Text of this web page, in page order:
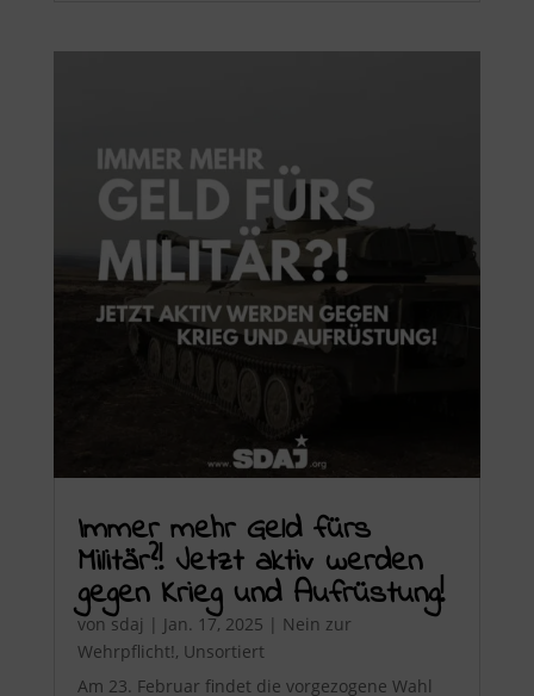
Immer mehr Geld fürs
Militär?! Jetzt aktiv werden
gegen Krieg und Aufrüstung!
von sdaj | Jan. 17, 2025 | Nein zur
Wehrpflicht!, Unsortiert
Am 23. Februar findet die vorgezogene Wahl